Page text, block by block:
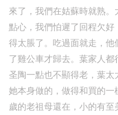
來了，我們在姑蘇時就熟
點心，我們怕遲了回程欠
得太脹了。吃過面就走，
了雞公車才歸去。葉家人
圣陶一點也不顯得老，葉
她本身做的，做得和買的
歲的老祖母還在，小的有